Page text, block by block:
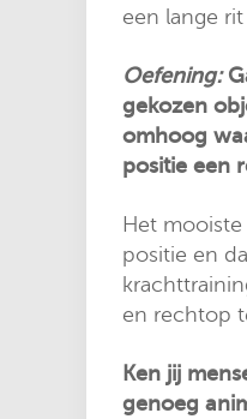
een lange
Oefening:
gekozen
omhoog
positie een
Het
positie en
en rechtop
Ken jij
genoeg